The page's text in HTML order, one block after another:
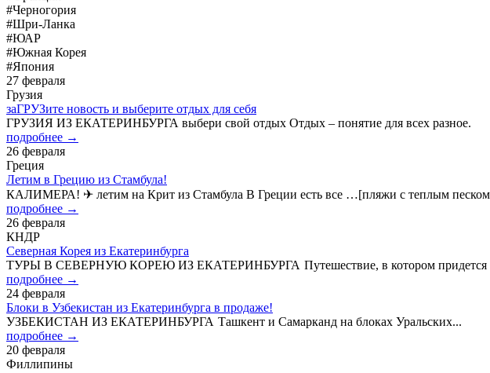
#Черногория
#Шри-Ланка
#ЮАР
#Южная Корея
#Япония
27 февраля
Грузия
заГРУЗите новость и выберите отдых для себя
ГРУЗИЯ ИЗ ЕКАТЕРИНБУРГА выбери свой отдых Отдых – понятие для всех разное.
подробнее →
26 февраля
Греция
Летим в Грецию из Стамбула!
КАЛИМЕРА! ✈ летим на Крит из Стамбула В Греции есть все …[пляжи с теплым
подробнее →
26 февраля
КНДР
Северная Корея из Екатеринбурга
ТУРЫ В СЕВЕРНУЮ КОРЕЮ ИЗ ЕКАТЕРИНБУРГА Путешествие, в котором придется
подробнее →
24 февраля
Блоки в Узбекистан из Екатеринбурга в продаже!
УЗБЕКИСТАН ИЗ ЕКАТЕРИНБУРГА Ташкент и Самарканд на блоках Уральских...
подробнее →
20 февраля
Филлипины